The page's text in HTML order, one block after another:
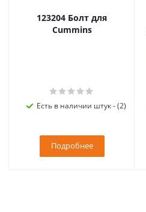
123204 Болт для
Cummins
Есть в наличии штук - (2)
Подробнее